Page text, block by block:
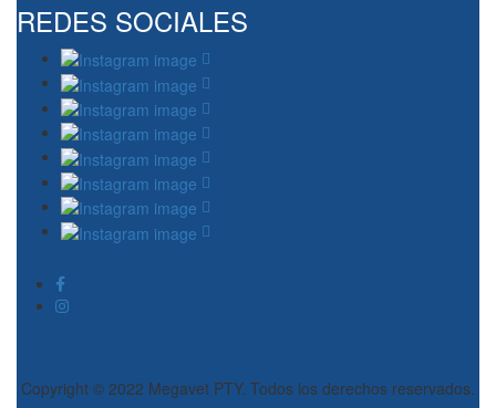
REDES SOCIALES
Copyright © 2022 Megavet PTY. Todos los derechos reservados.